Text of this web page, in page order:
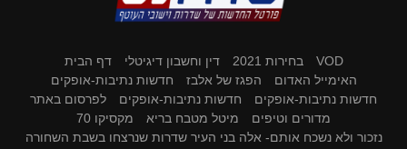
VOD בחירות 2021 דין וחשבון דיגיטלי
דף הבית
האימייל האדום
הפגז של אלבז
חדשות נתיבות-אופקים
חדשות נתיבות-אופקים
חדשות נתיבות-אופקים
לפרסום באתר
מדורים וטיפים
מיטל מטבח בריא
מקסיקו 70
נזכור ולא נשכח אותם- אלה בני העיר שדרות שנרצחו בשבת השחורה